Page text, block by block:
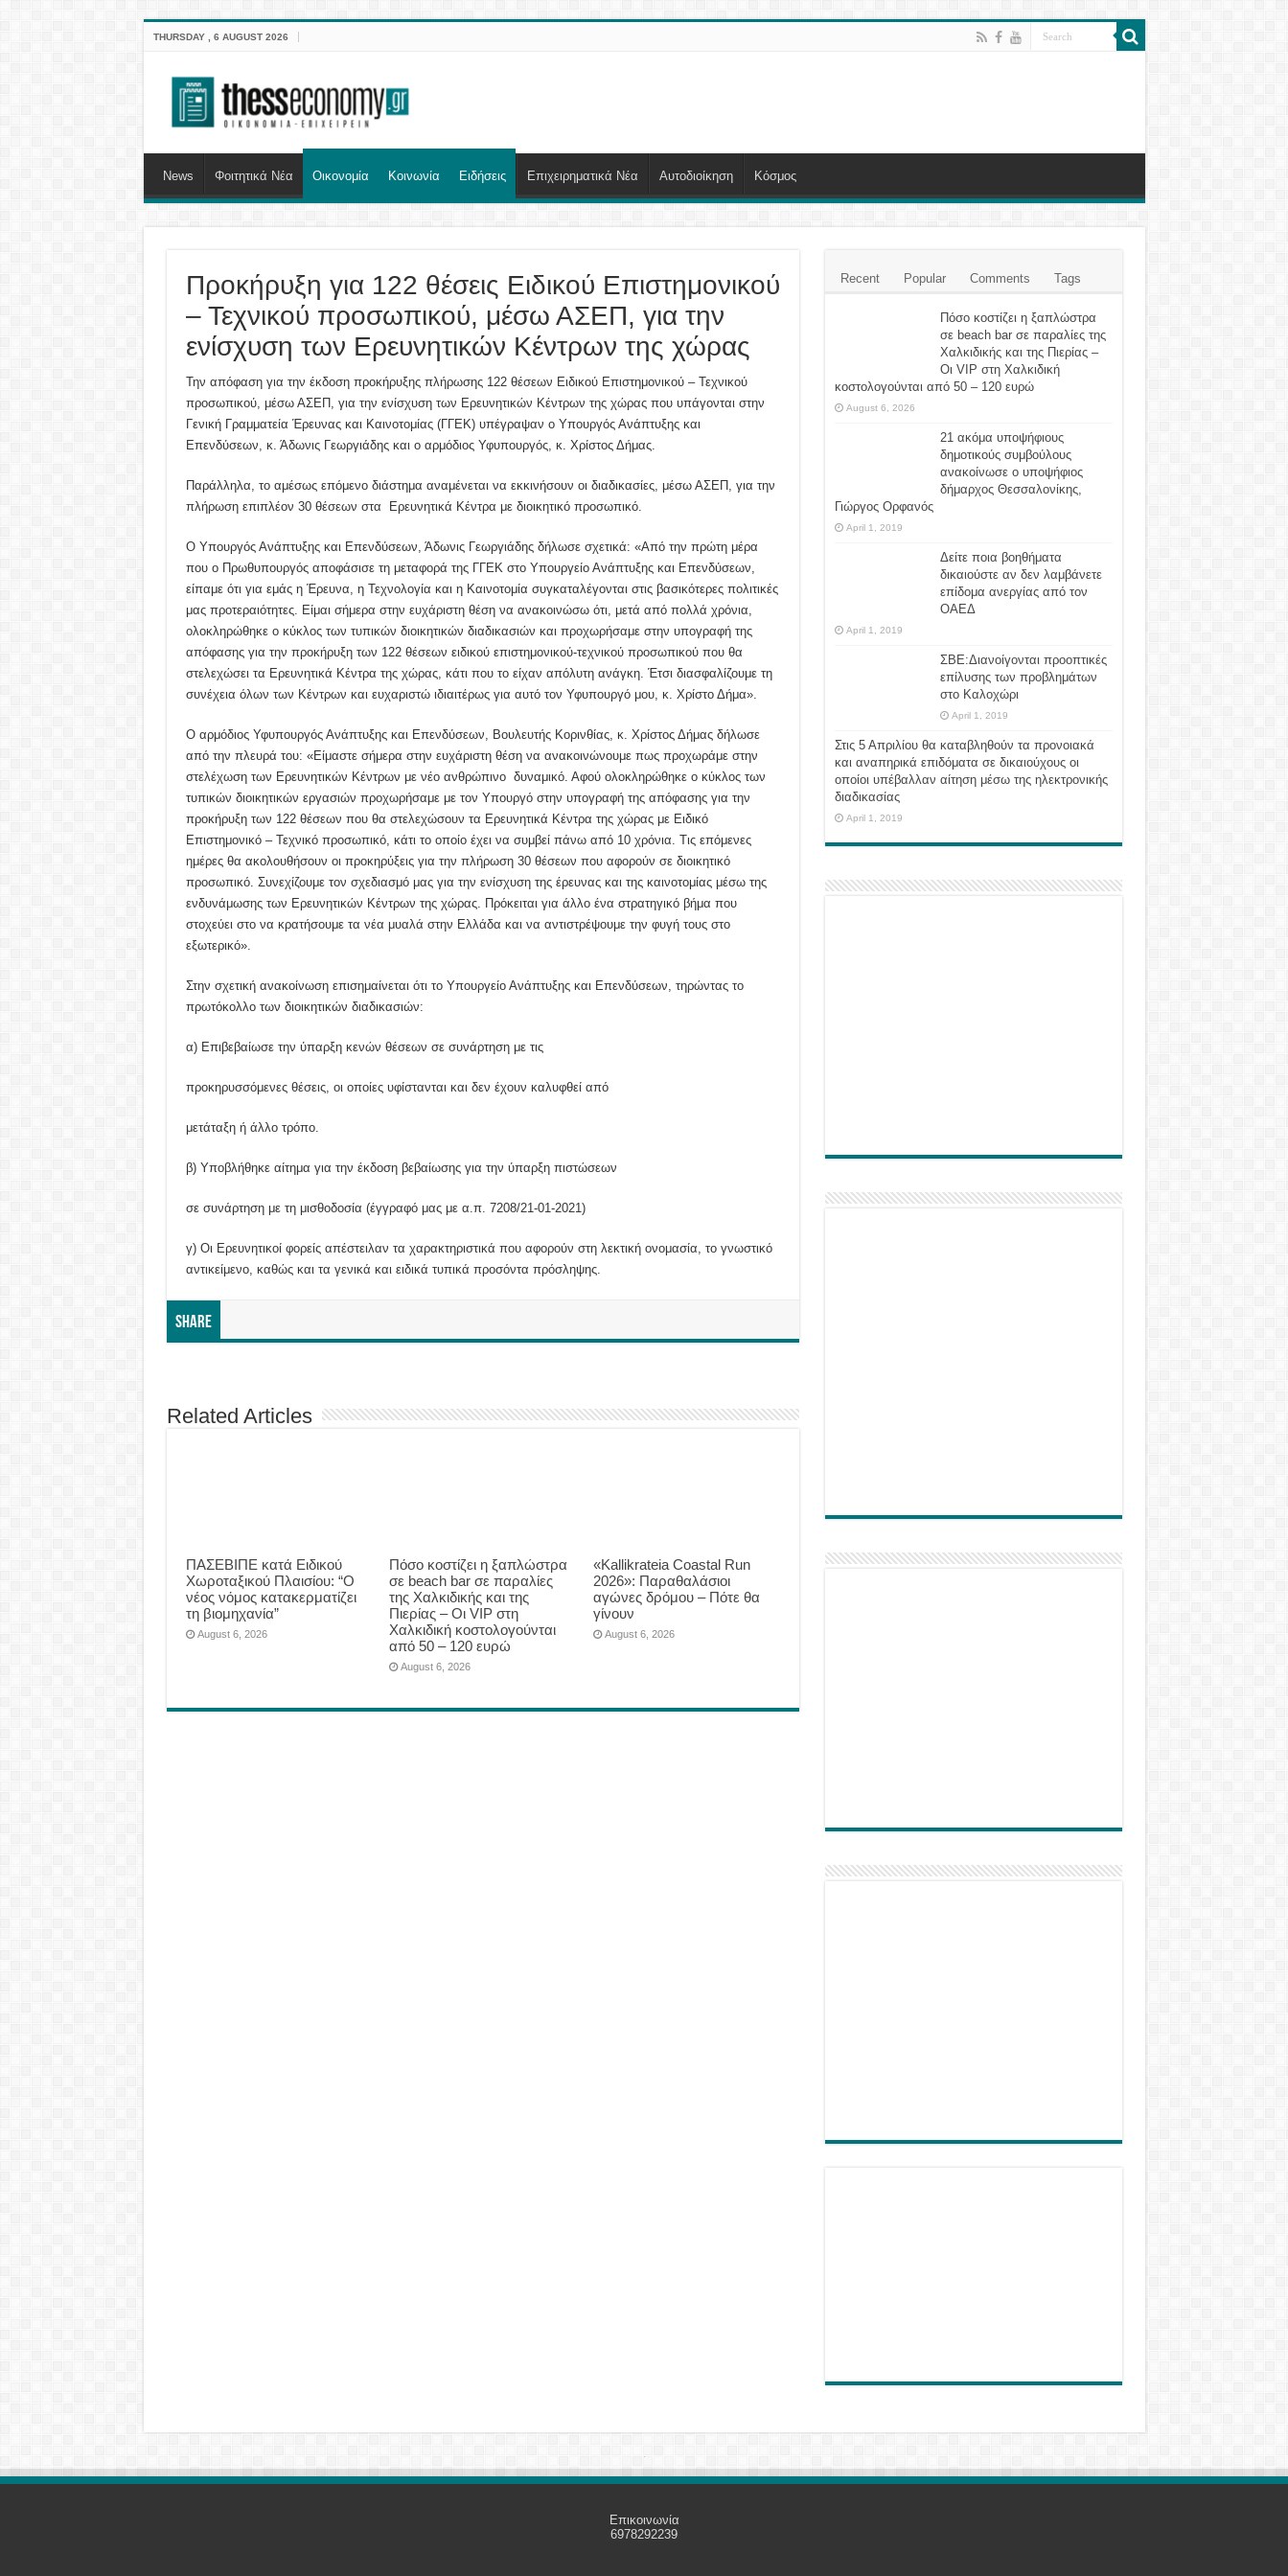
THURSDAY , 6 AUGUST 2026
News Φοιτητικά Νέα Οικονομία Κοινωνία Ειδήσεις Επιχειρηματικά Νέα Αυτοδιοίκηση Κόσμος
Προκήρυξη για 122 θέσεις Ειδικού Επιστημονικού
– Τεχνικού προσωπικού, μέσω ΑΣΕΠ, για την
ενίσχυση των Ερευνητικών Κέντρων της χώρας
Την απόφαση για την έκδοση προκήρυξης πλήρωσης 122 θέσεων Ειδικού Επιστημονικού – Τεχνικού
προσωπικού, μέσω ΑΣΕΠ, για την ενίσχυση των Ερευνητικών Κέντρων της χώρας που υπάγονται στην
Γενική Γραμματεία Έρευνας και Καινοτομίας (ΓΓΕΚ) υπέγραψαν ο Υπουργός Ανάπτυξης και
Επενδύσεων, κ. Άδωνις Γεωργιάδης και ο αρμόδιος Υφυπουργός, κ. Χρίστος Δήμας.
Παράλληλα, το αμέσως επόμενο διάστημα αναμένεται να εκκινήσουν οι διαδικασίες, μέσω ΑΣΕΠ, για την
πλήρωση επιπλέον 30 θέσεων στα Ερευνητικά Κέντρα με διοικητικό προσωπικό.
Ο Υπουργός Ανάπτυξης και Επενδύσεων, Άδωνις Γεωργιάδης δήλωσε σχετικά: «Από την πρώτη μέρα
που ο Πρωθυπουργός αποφάσισε τη μεταφορά της ΓΓΕΚ στο Υπουργείο Ανάπτυξης και Επενδύσεων,
είπαμε ότι για εμάς η Έρευνα, η Τεχνολογία και η Καινοτομία συγκαταλέγονται στις βασικότερες πολιτικές
μας προτεραιότητες. Είμαι σήμερα στην ευχάριστη θέση να ανακοινώσω ότι, μετά από πολλά χρόνια,
ολοκληρώθηκε ο κύκλος των τυπικών διοικητικών διαδικασιών και προχωρήσαμε στην υπογραφή της
απόφασης για την προκήρυξη των 122 θέσεων ειδικού επιστημονικού-τεχνικού προσωπικού που θα
στελεχώσει τα Ερευνητικά Κέντρα της χώρας, κάτι που το είχαν απόλυτη ανάγκη. Έτσι διασφαλίζουμε τη
συνέχεια όλων των Κέντρων και ευχαριστώ ιδιαιτέρως για αυτό τον Υφυπουργό μου, κ. Χρίστο Δήμα».
Ο αρμόδιος Υφυπουργός Ανάπτυξης και Επενδύσεων, Βουλευτής Κορινθίας, κ. Χρίστος Δήμας δήλωσε
από την πλευρά του: «Είμαστε σήμερα στην ευχάριστη θέση να ανακοινώνουμε πως προχωράμε στην
στελέχωση των Ερευνητικών Κέντρων με νέο ανθρώπινο δυναμικό. Αφού ολοκληρώθηκε ο κύκλος των
τυπικών διοικητικών εργασιών προχωρήσαμε με τον Υπουργό στην υπογραφή της απόφασης για την
προκήρυξη των 122 θέσεων που θα στελεχώσουν τα Ερευνητικά Κέντρα της χώρας με Ειδικό
Επιστημονικό – Τεχνικό προσωπικό, κάτι το οποίο έχει να συμβεί πάνω από 10 χρόνια. Τις επόμενες
ημέρες θα ακολουθήσουν οι προκηρύξεις για την πλήρωση 30 θέσεων που αφορούν σε διοικητικό
προσωπικό. Συνεχίζουμε τον σχεδιασμό μας για την ενίσχυση της έρευνας και της καινοτομίας μέσω της
ενδυνάμωσης των Ερευνητικών Κέντρων της χώρας. Πρόκειται για άλλο ένα στρατηγικό βήμα που
στοχεύει στο να κρατήσουμε τα νέα μυαλά στην Ελλάδα και να αντιστρέψουμε την φυγή τους στο
εξωτερικό».
Στην σχετική ανακοίνωση επισημαίνεται ότι το Υπουργείο Ανάπτυξης και Επενδύσεων, τηρώντας το
πρωτόκολλο των διοικητικών διαδικασιών:
α) Επιβεβαίωσε την ύπαρξη κενών θέσεων σε συνάρτηση με τις
προκηρυσσόμενες θέσεις, οι οποίες υφίστανται και δεν έχουν καλυφθεί από
μετάταξη ή άλλο τρόπο.
β) Υποβλήθηκε αίτημα για την έκδοση βεβαίωσης για την ύπαρξη πιστώσεων
σε συνάρτηση με τη μισθοδοσία (έγγραφό μας με α.π. 7208/21-01-2021)
γ) Οι Ερευνητικοί φορείς απέστειλαν τα χαρακτηριστικά που αφορούν στη λεκτική ονομασία, το γνωστικό
αντικείμενο, καθώς και τα γενικά και ειδικά τυπικά προσόντα πρόσληψης.
Share
Related Articles
ΠΑΣΕΒΙΠΕ κατά Ειδικού
Χωροταξικού Πλαισίου: “Ο
νέος νόμος κατακερματίζει
τη βιομηχανία”
August 6, 2026
Πόσο κοστίζει η ξαπλώστρα
σε beach bar σε παραλίες
της Χαλκιδικής και της
Πιερίας – Οι VIP στη
Χαλκιδική κοστολογούνται
από 50 – 120 ευρώ
August 6, 2026
«Kallikrateia Coastal Run
2026»: Παραθαλάσιοι
αγώνες δρόμου – Πότε θα
γίνουν
August 6, 2026
Recent Popular Comments Tags
Πόσο κοστίζει η ξαπλώστρα
σε beach bar σε παραλίες της
Χαλκιδικής και της Πιερίας –
Οι VIP στη Χαλκιδική
κοστολογούνται από 50 – 120 ευρώ
August 6, 2026
21 ακόμα υποψήφιους
δημοτικούς συμβούλους
ανακοίνωσε ο υποψήφιος
δήμαρχος Θεσσαλονίκης,
Γιώργος Ορφανός
April 1, 2019
Δείτε ποια βοηθήματα
δικαιούστε αν δεν λαμβάνετε
επίδομα ανεργίας από τον
ΟΑΕΔ
April 1, 2019
ΣΒΕ:Διανοίγονται προοπτικές
επίλυσης των προβλημάτων
στο Καλοχώρι
April 1, 2019
Στις 5 Απριλίου θα καταβληθούν τα προνοιακά
και αναπηρικά επιδόματα σε δικαιούχους οι
οποίοι υπέβαλλαν αίτηση μέσω της ηλεκτρονικής
διαδικασίας
April 1, 2019
Επικοινωνία
6978292239